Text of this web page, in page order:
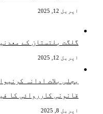
اپریل 12, 2025
گلگت بلتستان کے
اپریل 12, 2025
بجلی بلات ادانہ
قانونی کارروائی کا
اپریل 8, 2025